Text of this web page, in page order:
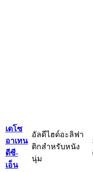
เดโซ
อาเทน
ดีซี-
เอ็น
อัลดีไฮด์อะลิฟา
ติกสำหรับหนัง
นุ่ม